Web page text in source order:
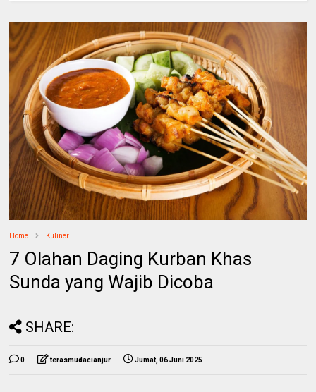
Home Kuliner
7 Olahan Daging Kurban Khas
Sunda yang Wajib Dicoba
SHARE:
0 terasmudacianjur Jumat, 06 Juni 2025